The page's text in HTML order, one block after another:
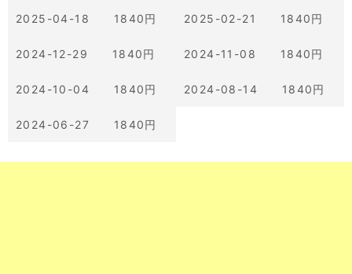
2025-04-18 1840円 2025-02-21 1840円
2024-12-29 1840円 2024-11-08 1840円
2024-10-04 1840円 2024-08-14 1840円
2024-06-27 1840円